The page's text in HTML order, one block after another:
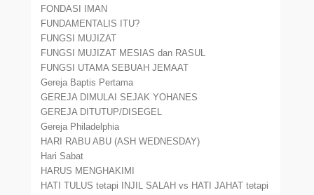
FONDASI IMAN
FUNDAMENTALIS ITU?
FUNGSI MUJIZAT
FUNGSI MUJIZAT MESIAS dan RASUL
FUNGSI UTAMA SEBUAH JEMAAT
Gereja Baptis Pertama
GEREJA DIMULAI SEJAK YOHANES
GEREJA DITUTUP/DISEGEL
Gereja Philadelphia
HARI RABU ABU (ASH WEDNESDAY)
Hari Sabat
HARUS MENGHAKIMI
HATI TULUS tetapi INJIL SALAH vs HATI JAHAT tetapi